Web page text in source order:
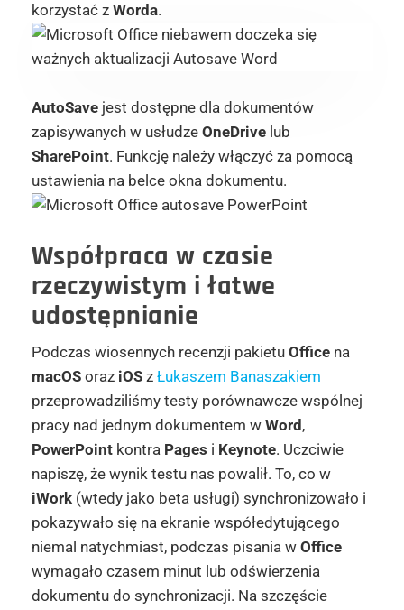
korzystać z Worda.
AutoSavejest dostępne dla dokumentów
zapisywanych w usłudze OneDrivelub
SharePoint. Funkcję należy włączyć za pomocą
ustawienia na belce okna dokumentu.
Współpraca w czasie
rzeczywistym i łatwe
udostępnianie
Podczas wiosennych recenzji pakietu Officena
macOSoraz iOSz Łukaszem Banaszakiem
przeprowadziliśmy testy porównawcze wspólnej
pracy nad jednym dokumentem w Word ,
PowerPointkontra Pages i Keynote. Uczciwie
napiszę, że wynik testu nas powalił. To, co w
iWork(wtedy jako beta usługi) synchronizowało i
pokazywało się na ekranie współedytującego
niemal natychmiast, podczas pisania w Office
wymagało czasem minut lub odświerzenia
dokumentu do synchronizacji. Na szczęście